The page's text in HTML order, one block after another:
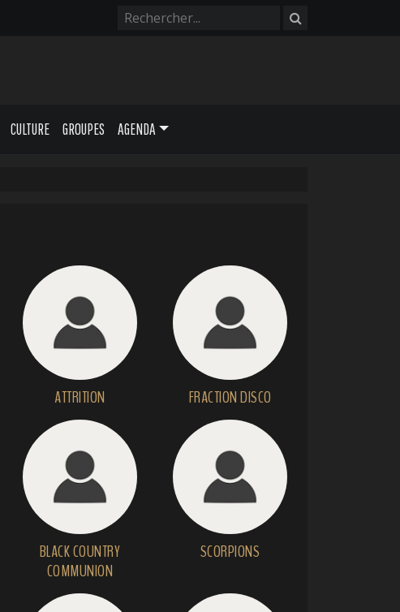
CULTURE GROUPES AGENDA
ATTRITION FRACTION DISCO
BLACK COUNTRY
COMMUNION
SCORPIONS